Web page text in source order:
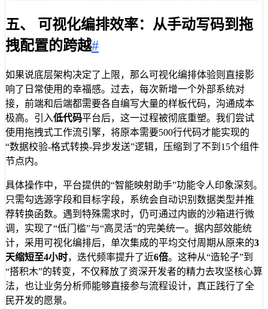
五、 可视化编排效率：从手动写码到拖
拽配置的跨越#
如果说底层架构决定了上限，那么可视化编排体验则直接影
响了日常使用的幸福感。过去，每次新增一个外部系统对
接，前端和后端都需要各自编写大量的样板代码，沟通成本
极高。引入低代码平台后，这一过程被彻底重塑。我们尝试
使用拖拽式工作流引擎，将原本需要500行代码才能实现的
“数据校验-格式转换-异步发送”逻辑，压缩到了不到15个组件
节点内。
具体操作中，平台提供的“智能映射助手”功能令人印象深刻。
只需勾选源字段和目标字段，系统会自动识别数据类型并推
荐转换函数。遇到特殊需求时，仍可通过内嵌的沙箱进行微
调，实现了“低门槛”与“高灵活”的完美统一。据内部效能统
计，采用可视化编排后，单次集成的平均交付周期从原来的3
天缩短至4小时，迭代频率提升了近6倍。这种从“造轮子”到
“搭积木”的转变，不仅释放了资深开发者的精力去攻坚核心算
法，也让业务分析师能够直接参与流程设计，真正践行了全
民开发的愿景。